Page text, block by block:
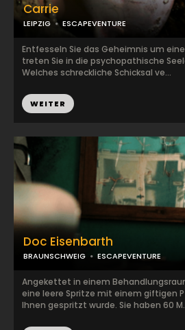
Carrie
LEIPZIG ESCAPEVENTURE
Entfesseln Sie das Geheimnis um
treten Sie in die psychopathische
Welches schreckliche Schicksal ve...
WEITER
Doc Eisenbarth
BRAUNSCHWEIG ESCAPEVENTURE
Angekettet in einem
eine leere Spritze mit einem giftigen
Ihnen gespritzt wurde. Sie haben 60